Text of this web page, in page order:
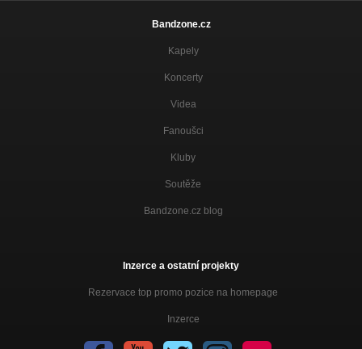
Bandzone.cz
Kapely
Koncerty
Videa
Fanoušci
Kluby
Soutěže
Bandzone.cz blog
Inzerce a ostatní projekty
Rezervace top promo pozice na homepage
Inzerce